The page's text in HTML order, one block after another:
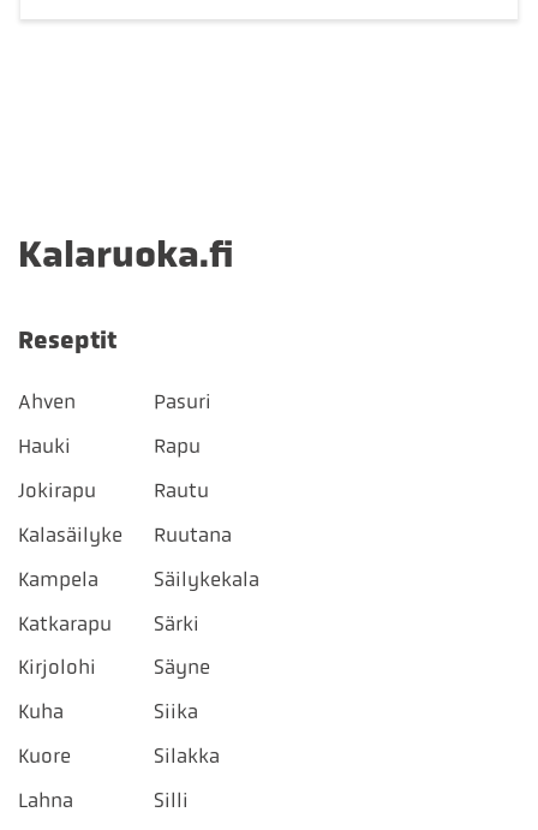
Kalaruoka.fi
Reseptit
Ahven
Hauki
Jokirapu
Kalasäilyke
Kampela
Katkarapu
Kirjolohi
Kuha
Kuore
Lahna
Pasuri
Rapu
Rautu
Ruutana
Säilykekala
Särki
Säyne
Siika
Silakka
Silli